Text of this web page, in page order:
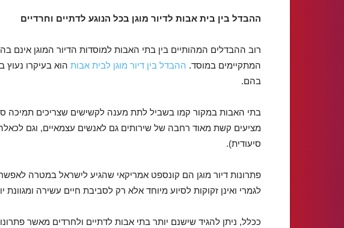
ההבדל בין בית אבות לדיור מוגן בכל הנוגע לדתיים וחרדיים
רוב ההבדלים המהותיים בין בתי האבות למוסדות הדיור המוגן אינם
המתקיימים במוסד. ההבדל בין דיור מוגן לבית אבות הוא בעיקרו
בהם.
בתי האבות במקור קמו בשביל לתת מענה לקשישים שצריכים תמיכה
מציעים קשת מאוד רחבה של שירותים גם לאנשים עצמאיים, וגם
סיעודית).
פתרונות דיור מוגן הם קונספט אמריקאי שהגיע לישראל במטרה לאפשר
לגמרי ואינן זקוקות לסיוע מיוחד אלא רק לסביבת חיים עשירה ומגוונת
ככלל, ניתן להגיד שישנם יותר בתי אבות לדתיים ולחרדים מאשר